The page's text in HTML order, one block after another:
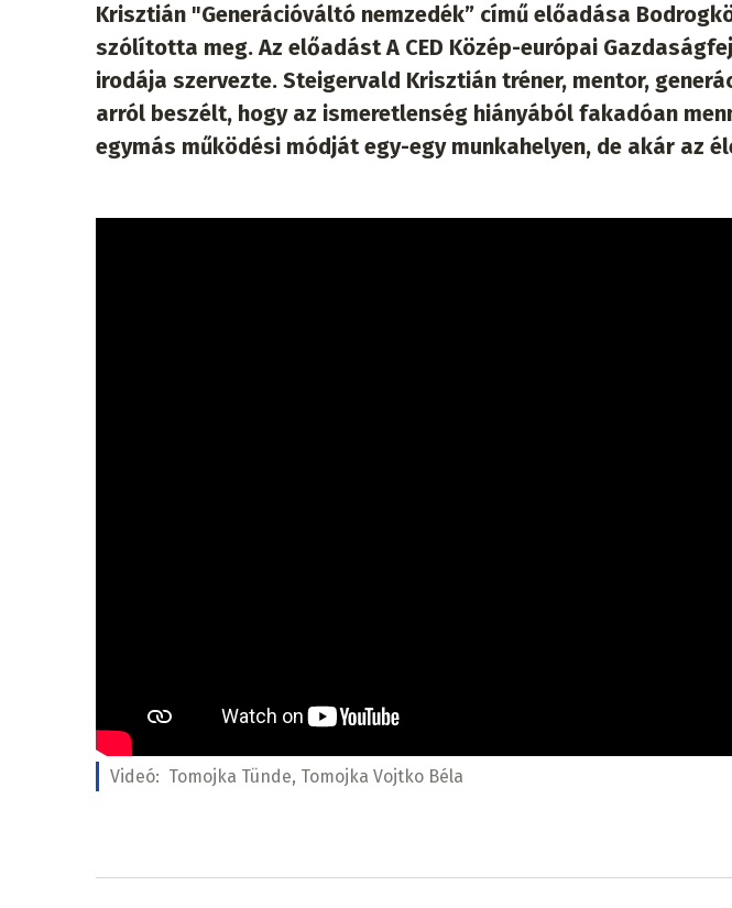
Krisztián "Generációváltó nemzedék” című előadása
szólította meg. Az előadást A CED Közép-európai
irodája szervezte. Steigervald Krisztián tréner, mentor,
arról beszélt, hogy az ismeretlenség hiányából fakadóan
egymás működési módját egy-egy munkahelyen, de akár az
Videó: Tomojka Tünde, Tomojka Vojtko Béla